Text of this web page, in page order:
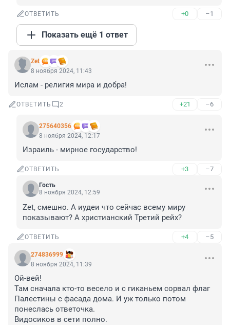
ОТВЕТИТЬ +0 –1
Показать ещё 1 ответ
Zet
8 ноября 2024, 11:43
Ислам - религия мира и добра!
ОТВЕТИТЬ 2 +21 –6
275640356
8 ноября 2024, 12:17
Израиль - мирное государство!
ОТВЕТИТЬ +3 –7
Гость
8 ноября 2024, 12:59
Zet, смешно. А иудеи что сейчас всему миру
показывают? А христианский Третий рейх?
ОТВЕТИТЬ +4 –5
274836999
8 ноября 2024, 11:39
Ой-вей!
Там сначала кто-то весело и с гиканьем сорвал флаг
Палестины с фасада дома. И уж только потом
понеслась ответочка.
Видосиков в сети полно.